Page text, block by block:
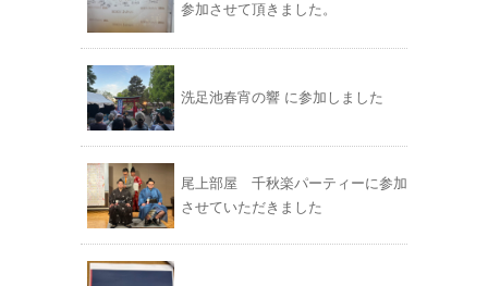
参加させて頂きました。
洗足池春宵の響 に参加しました
尾上部屋 千秋楽パーティーに参加
させていただきました